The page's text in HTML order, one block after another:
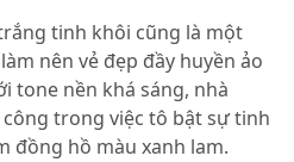
tinh khôi cũng là một
nên vẻ đẹp đầy huyền ảo
tone nền khá sáng, nhà
trong việc tô bật sự tinh
đồng hồ màu xanh lam.